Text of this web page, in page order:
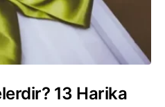
13 Harika